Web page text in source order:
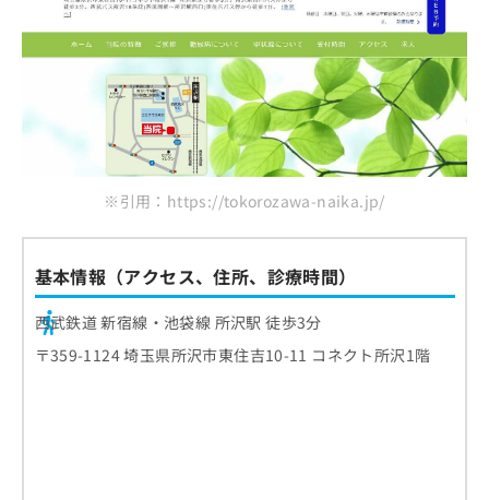
※引用：https://tokorozawa-naika.jp/
基本情報（アクセス、住所、診療時間）
西武鉄道 新宿線・池袋線 所沢駅 徒歩3分
〒359-1124 埼玉県所沢市東住吉10-11 コネクト所沢1階